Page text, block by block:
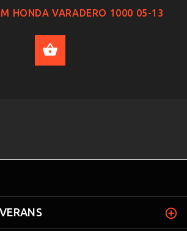
HONDA VARADERO 1000 05-13